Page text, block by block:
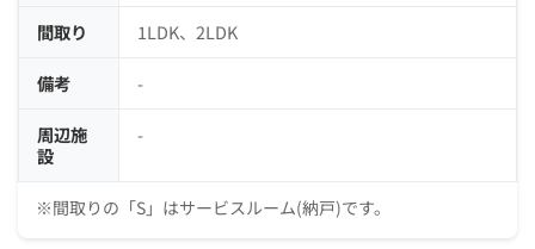
間取り 1LDK、2LDK
備考 -
周辺施
設
-
※間取りの「S」はサービスルーム(納戸)です。